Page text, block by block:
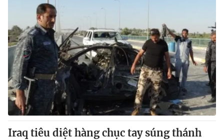
Iraq tiêu diệt hàng chục tay súng thánh